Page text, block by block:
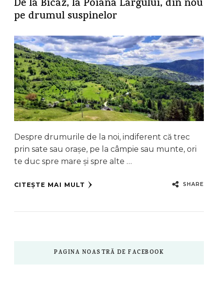
De la Bicaz, la Poiana Largului, din nou
pe drumul suspinelor
Despre drumurile de la noi, indiferent că trec
prin sate sau orașe, pe la câmpie sau munte, ori
te duc spre mare și spre alte …
CITEȘTE MAI MULT SHARE
PAGINA NOASTRĂ DE FACEBOOK